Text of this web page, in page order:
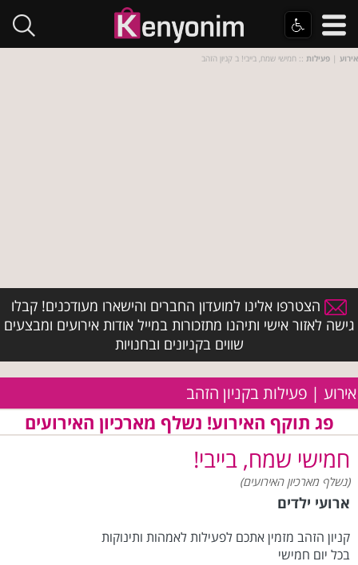
אירוע | פעילות :: חמישי שמח, בייבי! ב קניון הזהב
הצטרפו אלינו למועדון החברים והישארו מעודכנים! קבלו
גישה לאזור אישי ותיהנו מתזכורות במייל אודות אירועים ומבצעים
שווים בקניונים ובחנויות
אירוע | פעילות בקניון הזהב
פג תוקף האירוע! נשלף מארכיון האירועים
חמישי שמח, בייבי!
(נשלף מארכיון האירועים)
ארועי ילדים
קניון הזהב מזמין אתכם לפעילות לאמהות ותינוקות
בכל יום חמישי